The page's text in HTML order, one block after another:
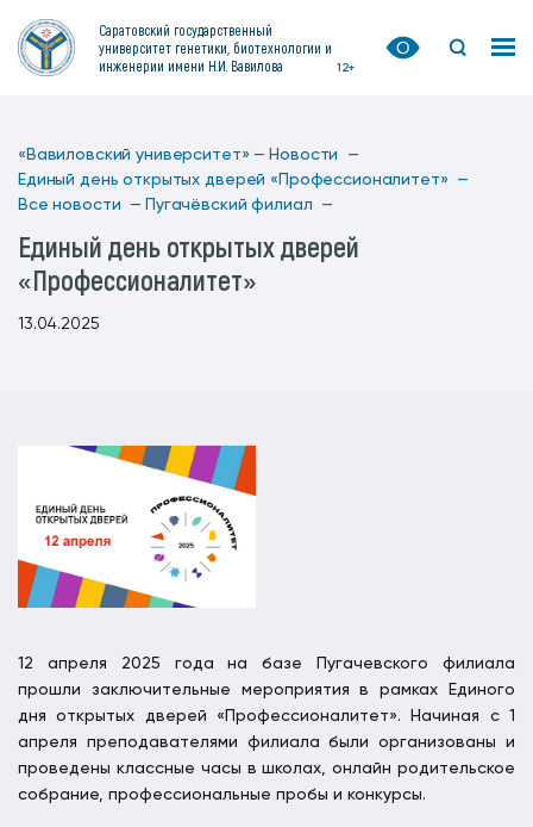
Саратовский государственный
университет генетики, биотехнологии и
инженерии имени Н.И. Вавилова
12+
«Вавиловский университет» — Новости —
Единый день открытых дверей «Профессионалитет» —
Все новости — Пугачёвский филиал —
Единый день открытых дверей
«Профессионалитет»
13.04.2025
12 апреля 2025 года на базе Пугачевского филиала
прошли заключительные мероприятия в рамках Единого
дня открытых дверей «Профессионалитет». Начиная с 1
апреля преподавателями филиала были организованы и
проведены классные часы в школах, онлайн родительское
собрание, профессиональные пробы и конкурсы.